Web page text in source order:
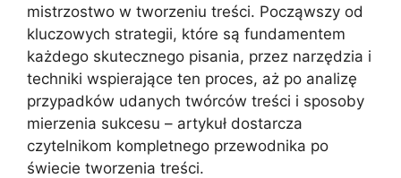
mistrzostwo w tworzeniu treści. Począwszy od
kluczowych strategii, które są fundamentem
każdego skutecznego pisania, przez narzędzia i
techniki wspierające ten proces, aż po analizę
przypadków udanych twórców treści i sposoby
mierzenia sukcesu – artykuł dostarcza
czytelnikom kompletnego przewodnika po
świecie tworzenia treści.